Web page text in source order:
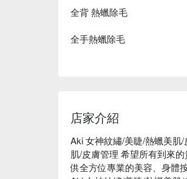
全背 熱蠟除毛
全手熱蠟除毛
店家介紹
Aki 女神紋繡/美睫/熱蠟美肌
肌/皮膚管理 希望所有到來
供全方位專業的美容、身體